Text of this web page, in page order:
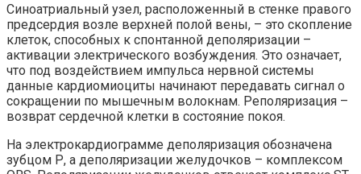
Синоатриальный узел, расположенный в стенке правого
предсердия возле верхней полой вены, – это скопление
клеток, способных к спонтанной деполяризации –
активации электрического возбуждения. Это означает,
что под воздействием импульса нервной системы
данные кардиомиоциты начинают передавать сигнал о
сокращении по мышечным волокнам. Реполяризация –
возврат сердечной клетки в состояние покоя.
На электрокардиограмме деполяризация обозначена
зубцом Р, а деполяризации желудочков – комплексом